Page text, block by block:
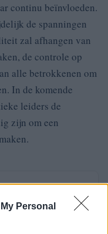
Personal
continu beïnvloeden.
de spanningen
zal afhangen van
de controle op
alle betrokkenen om
In de komende
leiders de
zijn om een